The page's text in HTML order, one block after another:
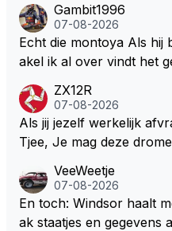
milton, hahahaha. Latifi
n dicht met als
S Lawson natuurlijk
Gambit1996
07-08-2026
Echt die montoya Als hij begint te praten op f1tv sch
akel ik al over vindt het
weet 🤮🤮
ZX12R
07-08-2026
Als jij jezelf werkelijk
Tjee, Je mag deze
aar voordragen uit eigen
at je het leuk vindt
jezelf dan ook wel eens
VeeWeetje
07-08-2026
En toch: Windsor haalt
ak staatjes en gegevens